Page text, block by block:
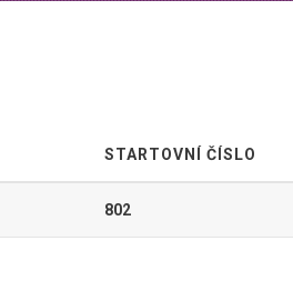
STARTOVNÍ ČÍSLO
802